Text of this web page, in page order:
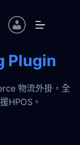
Plugin
物流外掛，全
HPOS。